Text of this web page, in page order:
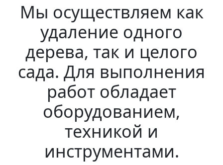
Мы осуществляем как
удаление одного
дерева, так и целого
сада. Для выполнения
работ обладает
оборудованием,
техникой и
инструментами.